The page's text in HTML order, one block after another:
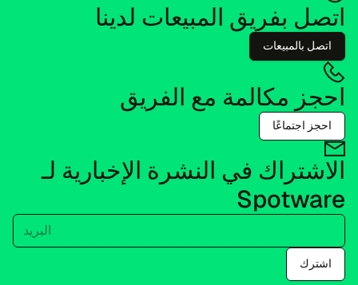
اتصل بفريق المبيعات لدينا
اتصل بالمبيعات
احجز مكالمة مع الفريق
احجز اجتماعًا
الاشتراك في النشرة الإخبارية لـ
Spotware
البريد
اشترك